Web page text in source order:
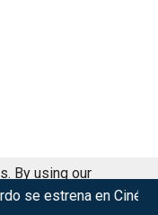
Cinépolis Harry
By using our
Got it